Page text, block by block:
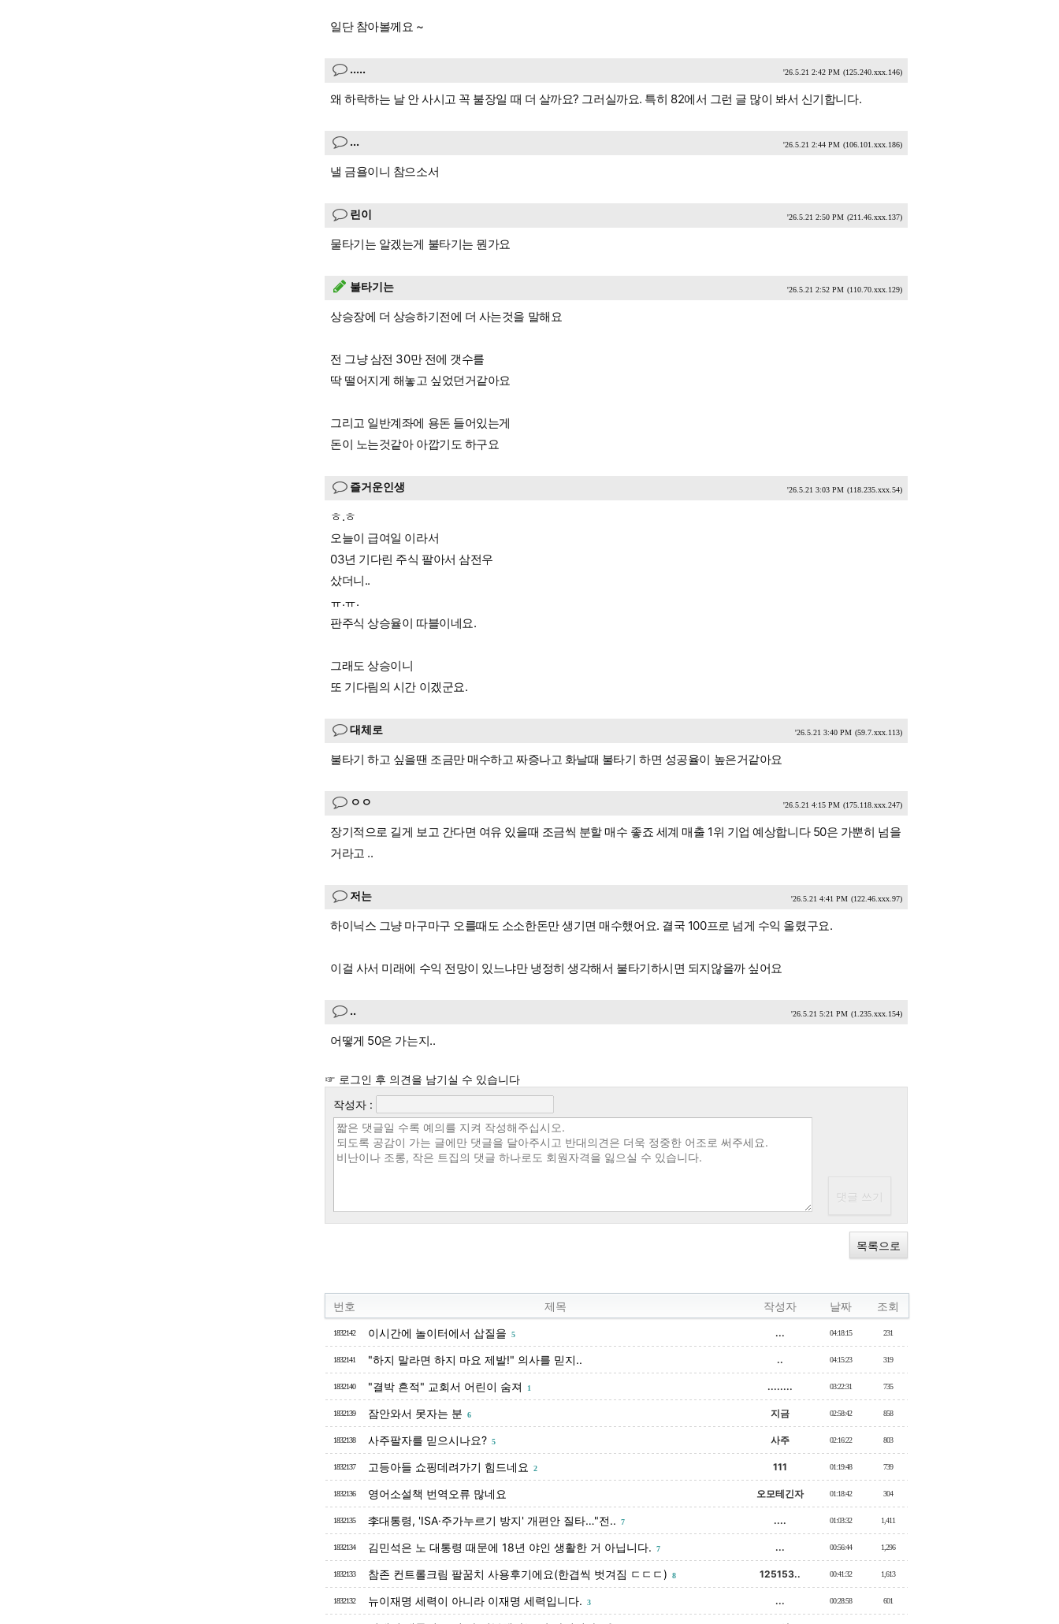
일단 참아볼께요 ~
..... '26.5.21 2:42 PM (125.240.xxx.146)
왜 하락하는 날 안 사시고 꼭 불장일 때 더 살까요? 그러실까요. 특히 82에서 그런 글 많이 봐서 신기합니다.
... '26.5.21 2:44 PM (106.101.xxx.186)
낼 금욜이니 참으소서
린이 '26.5.21 2:50 PM (211.46.xxx.137)
물타기는 알겠는게 불타기는 뭔가요
불타기는 '26.5.21 2:52 PM (110.70.xxx.129)
상승장에 더 상승하기전에 더 사는것을 말해요
전 그냥 삼전 30만 전에 갯수를
딱 떨어지게 해놓고 싶었던거같아요
그리고 일반계좌에 용돈 들어있는게
돈이 노는것같아 아깝기도 하구요
즐거운인생 '26.5.21 3:03 PM (118.235.xxx.54)
ㅎ.ㅎ
오늘이 급여일 이라서
03년 기다린 주식 팔아서 삼전우
샀더니..
ㅠ.ㅠ.
판주식 상승율이 따블이네요.
그래도 상승이니
또 기다림의 시간 이겠군요.
대체로 '26.5.21 3:40 PM (59.7.xxx.113)
불타기 하고 싶을땐 조금만 매수하고 짜증나고 화날때 불타기 하면 성공율이 높은거같아요
ㅇㅇ '26.5.21 4:15 PM (175.118.xxx.247)
장기적으로 길게 보고 간다면 여유 있을때 조금씩 분할 매수 좋죠 세계 매출 1위 기업 예상합니다 50은 가뿐히 넘을
거라고 ..
저는 '26.5.21 4:41 PM (122.46.xxx.97)
하이닉스 그냥 마구마구 오를때도 소소한돈만 생기면 매수했어요. 결국 100프로 넘게 수익 올렸구요.
이걸 사서 미래에 수익 전망이 있느냐만 냉정히 생각해서 불타기하시면 되지않을까 싶어요
.. '26.5.21 5:21 PM (1.235.xxx.154)
어떻게 50은 가는지..
☞ 로그인 후 의견을 남기실 수 있습니다
작성자 :
목록으로
번호 제목 작성자 날짜 조회
1832142 이시간에 놀이터에서 삽질을 5 ... 04:18:15 231
1832141 "하지 말라면 하지 마요 제발!" 의사를 믿지.. .. 04:15:23 319
1832140 "결박 흔적" 교회서 어린이 숨져 1 ........ 03:22:31 735
1832139 잠안와서 못자는 분 6 지금 02:58:42 858
1832138 사주팔자를 믿으시나요? 5 사주 02:16:22 803
1832137 고등아들 쇼핑데려가기 힘드네요 2 111 01:19:48 739
1832136 영어소설책 번역오류 많네요 오모테긴자 01:18:42 304
1832135 李대통령, 'ISA·주가누르기 방지' 개편안 질타…"전.. 7 .... 01:03:32 1,411
1832134 김민석은 노 대통령 때문에 18년 야인 생활한 거 아닙니다. 7 ... 00:56:44 1,296
1832133 참존 컨트롤크림 팔꿈치 사용후기에요(한겹씩 벗겨짐 ㄷㄷㄷ) 8 125153.. 00:41:32 1,613
1832132 뉴이재명 세력이 아니라 이재명 세력입니다. 3 ... 00:28:58 601